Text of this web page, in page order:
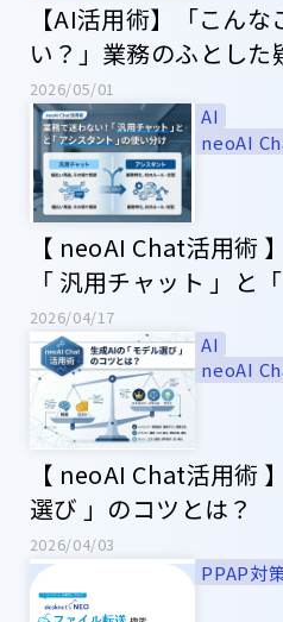
【AI活用術】「こん
い？」業務のふとした
いう「もう一人の相談
2026/05/01
AI
neoAI
【 neoAI Chat活用術
「 汎用チャット 」と
使い分け
2026/04/17
AI
neoAI
【 neoAI Chat活用術
選び 」のコツとは？
2026/04/03
PPAP対